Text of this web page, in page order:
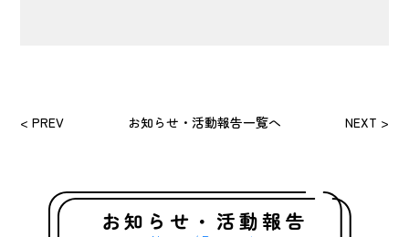
< PREV お知らせ・活動報告一覧へ NEXT >
お知らせ・活動報告